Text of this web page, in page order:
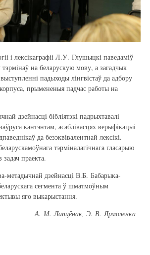
і лексікаграфіі Л.У. Глушыцкі паведаміў
на беларускую мову, а загадчык
падыходы лінгвістаў да адбору
корпуса, прымененыя падчас работы на
дзейнасці бібліятэкі падрыхтавалі
кантэнтам, асаблівасцях верыфікацыі
да безэквівалентнай лексікі.
тэрміналагічнага гласарыю
праекта.
метадычнай дзейнасці В.Б. Бабарыка-
сегмента ў шматмоўным
яго выкарыстання.
А. М. Лапцёнак, Э. В. Ярмоленка